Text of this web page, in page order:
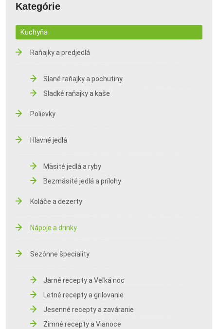
Kategórie
Kuchyňa
Raňajky a predjedlá
Slané raňajky a pochutiny
Sladké raňajky a kaše
Polievky
Hlavné jedlá
Mäsité jedlá a ryby
Bezmäsité jedlá a prílohy
Koláče a dezerty
Nápoje a drinky
Sezónne špeciality
Jarné recepty a Veľká noc
Letné recepty a grilovanie
Jesenné recepty a zaváranie
Zimné recepty a Vianoce